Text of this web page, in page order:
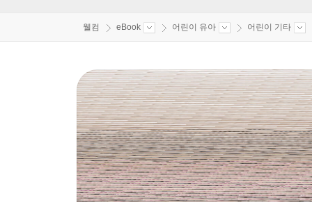
웰컴 eBook 어린이 유아 어린이 기타